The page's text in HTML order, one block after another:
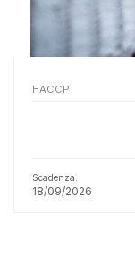
HACCP
Scadenza:
18/09/2026